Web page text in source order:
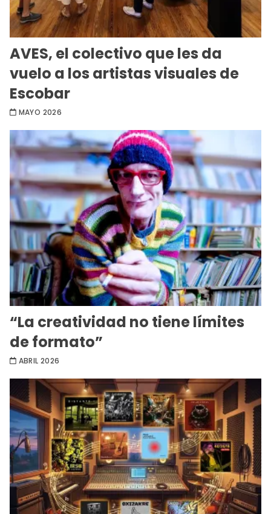
AVES, el colectivo que les da
vuelo a los artistas visuales de
Escobar
MAYO 2026
“La creatividad no tiene límites
de formato”
ABRIL 2026